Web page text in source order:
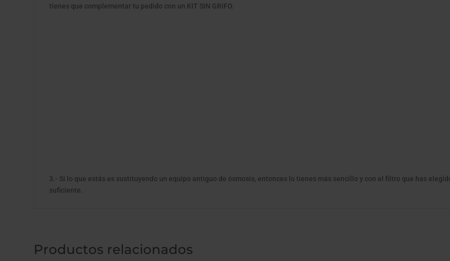
tienes que complementar tu pedido con un KIT SIN GRIFO.
3.- Si lo que estás es sustituyendo un equipo antiguo de ósmosis, entonces lo tienes más sencillo y con el filtro que has
suficiente.
Productos relacionados